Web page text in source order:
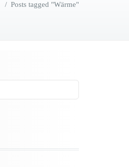
/ Posts tagged "Wärme"